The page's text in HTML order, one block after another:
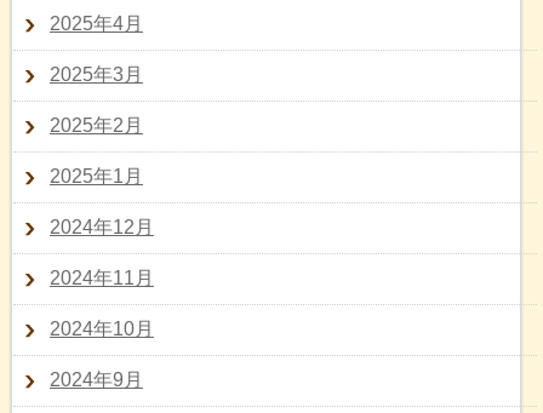
2025年4月
2025年3月
2025年2月
2025年1月
2024年12月
2024年11月
2024年10月
2024年9月